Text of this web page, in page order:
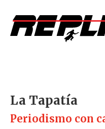
La Tapatía
Periodismo con